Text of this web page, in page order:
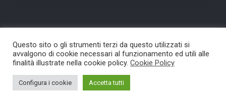
© 2026 Asterix. All Rights Reserved.
Questo sito o gli strumenti terzi da questo utilizzati si
avvalgono di cookie necessari al funzionamento ed utili alle
finalità illustrate nella cookie policy. Cookie Policy
Configura i cookie Accetta tutti